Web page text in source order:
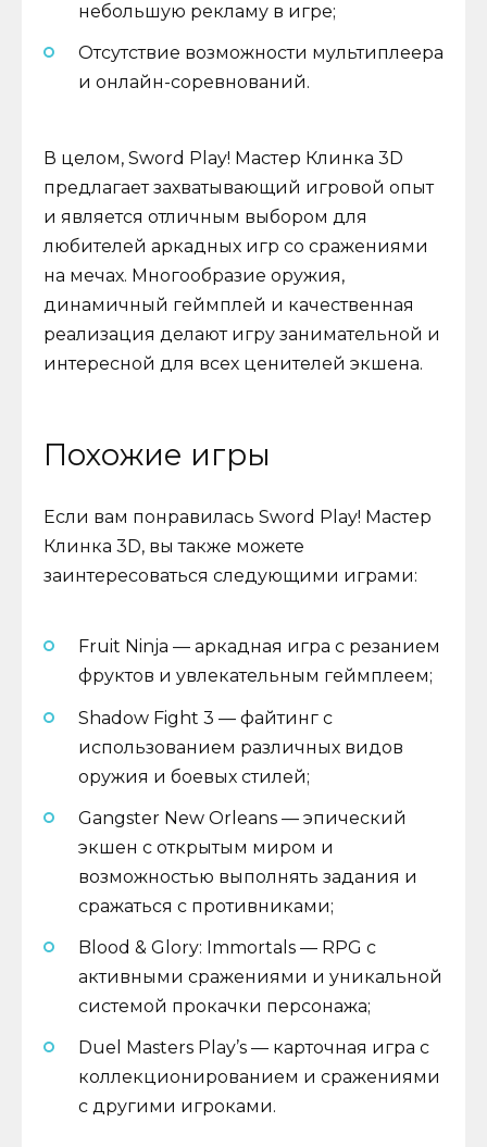
небольшую рекламу в игре;
Отсутствие возможности мультиплеера
и онлайн-соревнований.
В целом, Sword Play! Мастер Клинка 3D
предлагает захватывающий игровой опыт
и является отличным выбором для
любителей аркадных игр со сражениями
на мечах. Многообразие оружия,
динамичный геймплей и качественная
реализация делают игру занимательной и
интересной для всех ценителей экшена.
Похожие игры
Если вам понравилась Sword Play! Мастер
Клинка 3D, вы также можете
заинтересоваться следующими играми:
Fruit Ninja — аркадная игра с резанием
фруктов и увлекательным геймплеем;
Shadow Fight 3 — файтинг с
использованием различных видов
оружия и боевых стилей;
Gangster New Orleans — эпический
экшен с открытым миром и
возможностью выполнять задания и
сражаться с противниками;
Blood & Glory: Immortals — RPG с
активными сражениями и уникальной
системой прокачки персонажа;
Duel Masters Play’s — карточная игра с
коллекционированием и сражениями
с другими игроками.